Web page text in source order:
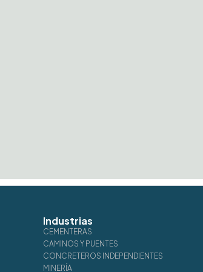
Industrias
CEMENTERAS
CAMINOS Y PUENTES
CONCRETEROS INDEPENDIENTES
MINERÍA